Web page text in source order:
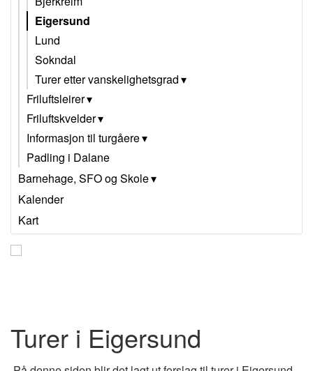
Eigersund
Lund
Sokndal
Turer etter vanskelighetsgrad
Friluftsleirer
Friluftskvelder
Informasjon til turgåere
Padling i Dalane
Barnehage, SFO og Skole
Kalender
Kart
Turer i Eigersund